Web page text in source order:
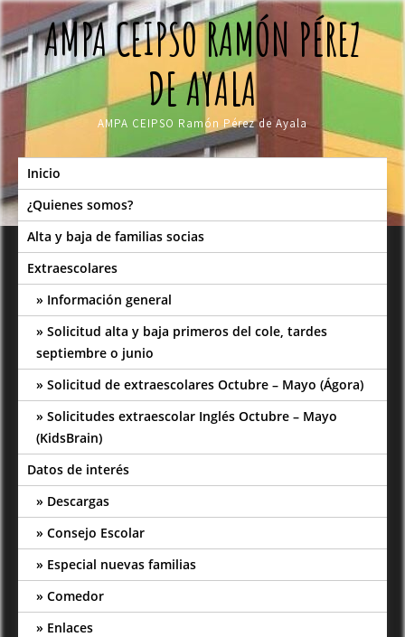
Skip
to
contentAMPA CEIPSO RAMÓN PÉREZ
DE AYALA
AMPA CEIPSO Ramón Pérez de Ayala
Inicio
¿Quienes somos?
Alta y baja de familias socias
Extraescolares
Información general
Solicitud alta y baja primeros del cole, tardes
septiembre o junio
Solicitud de extraescolares Octubre – Mayo (Ágora)
Solicitudes extraescolar Inglés Octubre – Mayo
(KidsBrain)
Datos de interés
Descargas
Consejo Escolar
Especial nuevas familias
Comedor
Enlaces